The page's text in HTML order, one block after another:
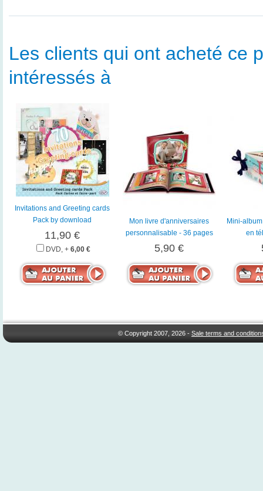
Les clients qui ont acheté ce
intéressés à
Invitations and Greeting cards
Pack by download
11,90 €
DVD, + 6,00 €
Mon livre d'anniversaires
personnalisable - 36 pages
5,90 €
Mini-
en
© Copyright 2007, 2026 -Sale terms and